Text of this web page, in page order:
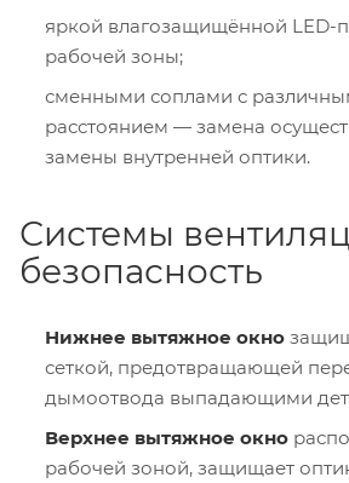
яркой влагозащищённой LED-
рабочей зоны;
сменными соплами с
расстоянием — замена
замены внутренней оптики.
Системы
безопасность
Нижнее вытяжное окно
сеткой, предотвращающей
дымоотвода выпадающими
Верхнее вытяжное окно
рабочей зоной, защищает